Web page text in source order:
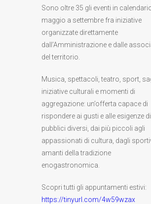
Sono oltre 35 gli eventi in
maggio a settembre fra iniziative
organizzate direttamente
dall’Amministrazione e dalle
del territorio.
Musica, spettacoli, teatro, sport,
iniziative culturali e momenti di
aggregazione: un’offerta capace di
rispondere ai gusti e alle esigenze di
pubblici diversi, dai più piccoli agli
appassionati di cultura, dagli
amanti della tradizione
enogastronomica.
Scopri tutti gli appuntamenti estivi:
https://tinyurl.com/4w59wzax